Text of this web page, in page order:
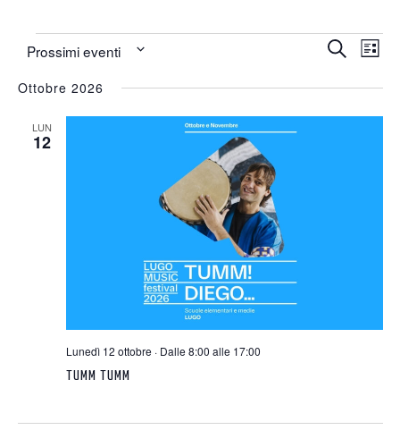
Eventi
Eventi
e
CercaViste
Lista
Prossimi eventi
la
Ottobre 2026
LUN
12
TUMM TUMM
Lunedì 12 ottobre · Dalle 8:00 alle 17:00